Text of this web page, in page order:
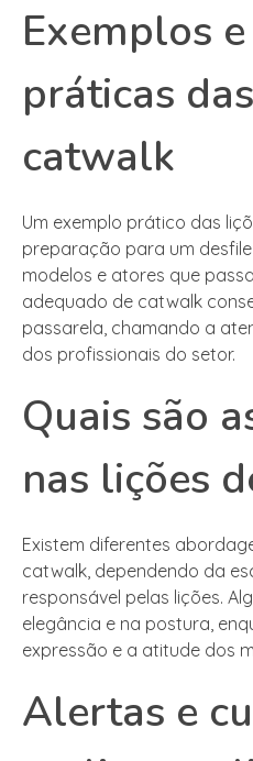
Exemplos
práticas
catwalk
Um exemplo prático das
preparação para um
modelos e atores que
adequado de catwalk
passarela, chamando a
dos profissionais do setor.
Quais são
nas lições
Existem diferentes
catwalk, dependendo da
responsável pelas lições.
elegância e na postura,
expressão e a atitude dos
Alertas e